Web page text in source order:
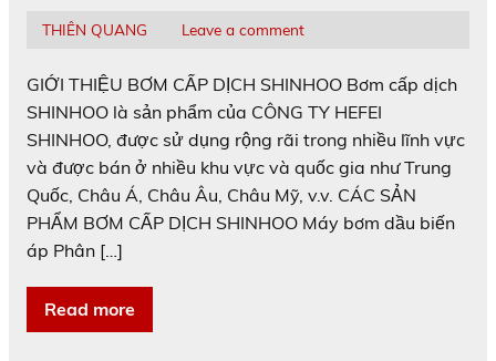
THIÊN QUANG Leave a comment
GIỚI THIỆU BƠM CẤP DỊCH SHINHOO Bơm cấp dịch
SHINHOO là sản phẩm của CÔNG TY HEFEI
SHINHOO, được sử dụng rộng rãi trong nhiều lĩnh vực
và được bán ở nhiều khu vực và quốc gia như Trung
Quốc, Châu Á, Châu Âu, Châu Mỹ, v.v. CÁC SẢN
PHẨM BƠM CẤP DỊCH SHINHOO Máy bơm dầu biến
áp Phân […]
Read more